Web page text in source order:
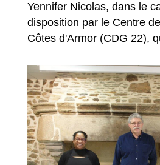
Yennifer Nicolas, dans le
disposition par le Centre
Côtes d'Armor (CDG 22),